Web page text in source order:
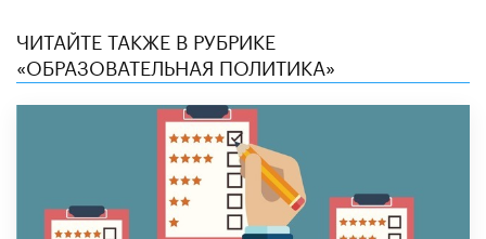
ЧИТАЙТЕ ТАКЖЕ В РУБРИКЕ
«ОБРАЗОВАТЕЛЬНАЯ ПОЛИТИКА»